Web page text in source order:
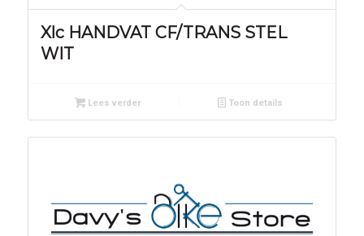
Xlc HANDVAT CF/TRANS STEL
WIT
Lees verder Toon details